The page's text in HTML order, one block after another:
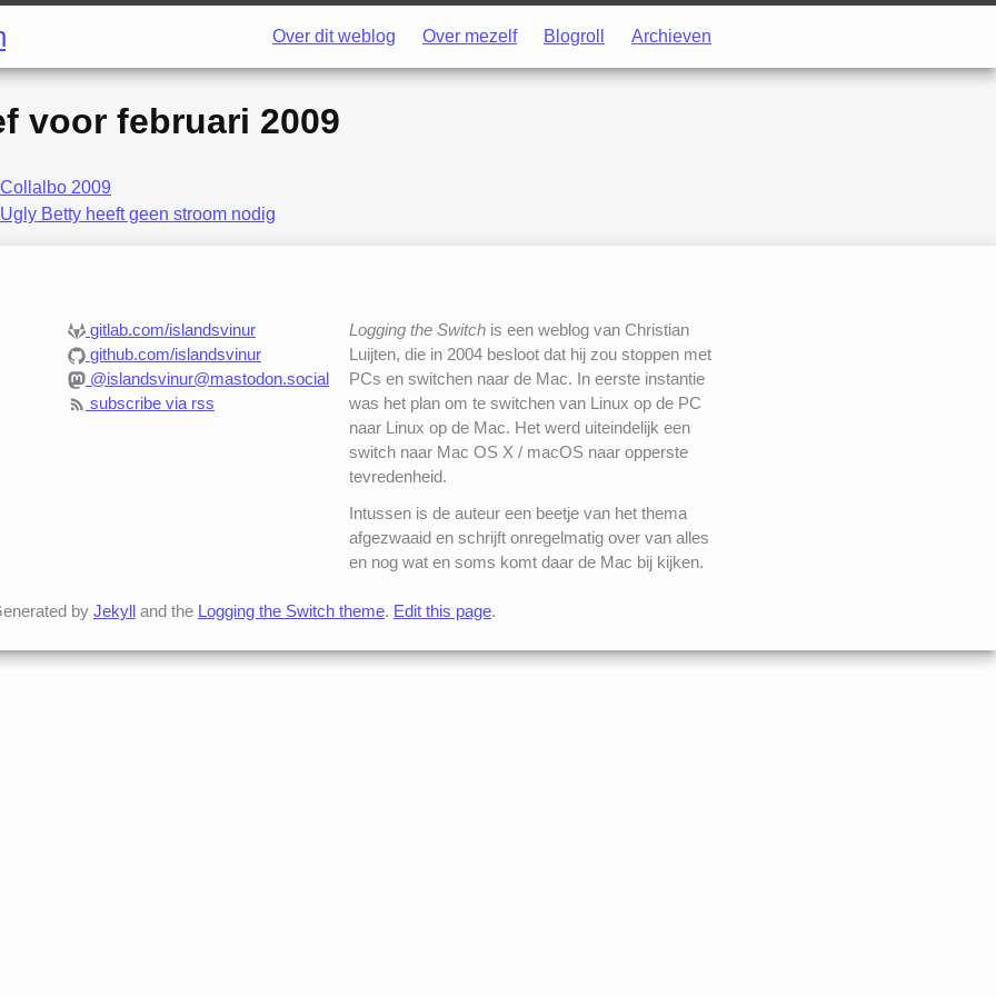
Over dit weblog Over mezelf Blogroll Archieven
voor februari 2009
Collalbo 2009
Ugly Betty heeft geen stroom nodig
gitlab.com/islandsvinur
github.com/islandsvinur
@islandsvinur@mastodon.social
subscribe via rss
Logging the Switchis een weblog van Christian
Luijten, die in 2004 besloot dat hij zou stoppen met
PCs en switchen naar de Mac. In eerste instantie
was het plan om te switchen van Linux op de PC
naar Linux op de Mac. Het werd uiteindelijk een
switch naar Mac OS X / macOS naar opperste
tevredenheid.
Intussen is de auteur een beetje van het thema
afgezwaaid en schrijft onregelmatig over van alles
en nog wat en soms komt daar de Mac bij kijken.
by Jekylland the Logging the Switch theme. Edit this page.